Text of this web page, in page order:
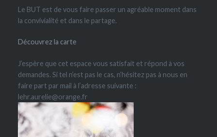
Le BUT est de vous faire passer un agréable moment dans
la convivialité et dans le partage.
Découvrez la carte
J’espère que cet espace vous satisfait et répond à vos
demandes. Si tel n’est pas le cas, n’hésitez pas à nous en
faire part par mail à l’adresse suivante :
lehr.aurelie@orange.fr